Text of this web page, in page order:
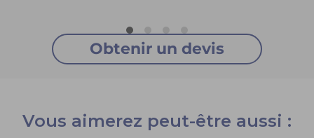
Obtenir un devis
Vous aimerez peut-être aussi :